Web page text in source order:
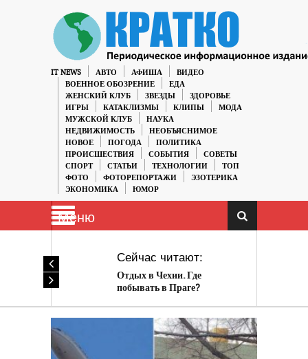
IT NEWS АВТО АФИША
ВИДЕО
ВОЕННОЕ ОБОЗРЕНИЕ
ЕДА
ЖЕНСКИЙ КЛУБ
ЗВЕЗДЫ
ЗДОРОВЬЕ
ИГРЫ
КАТАКЛИЗМЫ КЛИПЫ
МОДА
МУЖСКОЙ КЛУБ
НАУКА
НЕДВИЖИМОСТЬ
НЕОБЪЯСНИМОЕ
НОВОЕ
ПОГОДА
ПОЛИТИКА
ПРОИСШЕСТВИЯ
СОБЫТИЯ
СОВЕТЫ
СПОРТ
СТАТЬИ ТЕХНОЛОГИИ
ТОП
ФОТО
ФОТОРЕПОРТАЖИ
ЭЗОТЕРИКА
ЭКОНОМИКА
ЮМОР
Меню
Сейчас читают:
Отдых в Чехии. Где
побывать в Праге?